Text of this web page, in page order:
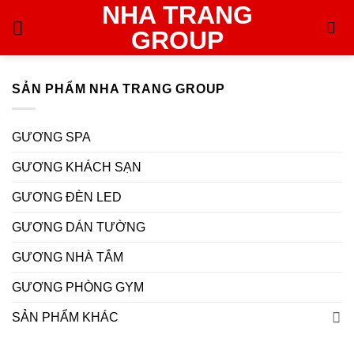
NHA TRANG
GROUP
SẢN PHẨM NHA TRANG GROUP
GƯƠNG SPA
GƯƠNG KHÁCH SẠN
GƯƠNG ĐÈN LED
GƯƠNG DÁN TƯỜNG
GƯƠNG NHÀ TẮM
GƯƠNG PHÒNG GYM
SẢN PHẨM KHÁC